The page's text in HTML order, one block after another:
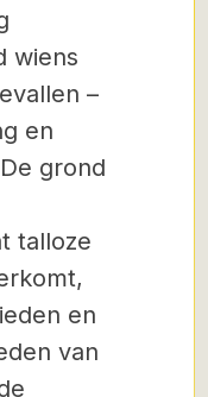
wiens
–
en
grond
talloze
en
van